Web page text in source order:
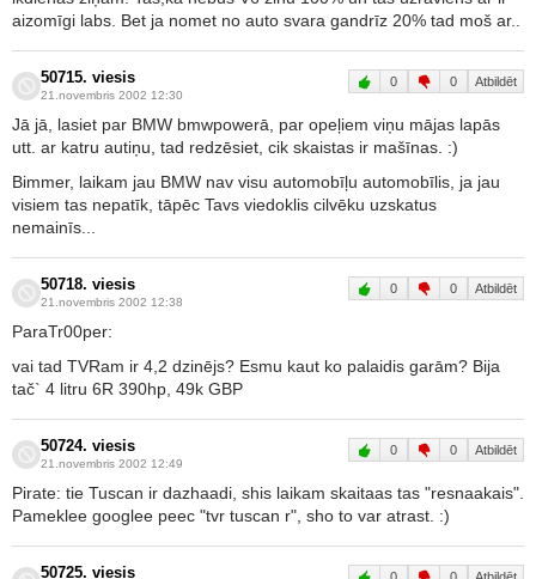
aizomīgi labs. Bet ja nomet no auto svara gandrīz 20% tad moš ar..
50715. viesis
21.novembris 2002 12:30
0 0 Atbildēt
Jā jā, lasiet par BMW bmwpowerā, par opeļiem viņu mājas lapās
utt. ar katru autiņu, tad redzēsiet, cik skaistas ir mašīnas. :)
Bimmer, laikam jau BMW nav visu automobīļu automobīlis, ja jau
visiem tas nepatīk, tāpēc Tavs viedoklis cilvēku uzskatus
nemainīs...
50718. viesis
21.novembris 2002 12:38
0 0 Atbildēt
ParaTr00per:
vai tad TVRam ir 4,2 dzinējs? Esmu kaut ko palaidis garām? Bija
tač` 4 litru 6R 390hp, 49k GBP
50724. viesis
21.novembris 2002 12:49
0 0 Atbildēt
Pirate: tie Tuscan ir dazhaadi, shis laikam skaitaas tas "resnaakais".
Pameklee googlee peec "tvr tuscan r", sho to var atrast. :)
50725. viesis